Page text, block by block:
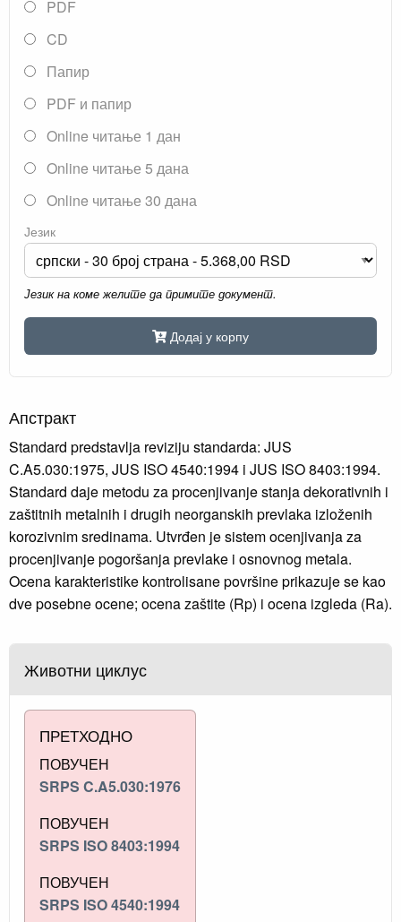
PDF
CD
Папир
PDF и папир
Online читање 1 дан
Online читање 5 дана
Online читање 30 дана
Језик
Језик на коме желите да примите документ.
Додај у корпу
Апстракт
Standard predstavlja reviziju standarda: JUS
C.A5.030:1975, JUS ISO 4540:1994 i JUS ISO 8403:1994.
Standard daje metodu za procenjivanje stanja dekorativnih i
zaštitnih metalnih i drugih neorganskih prevlaka izloženih
korozivnim sredinama. Utvrđen je sistem ocenjivanja za
procenjivanje pogoršanja prevlake i osnovnog metala.
Ocena karakteristike kontrolisane površine prikazuje se kao
dve posebne ocene; ocena zaštite (Rp) i ocena izgleda (Ra).
Животни циклус
ПРЕТХОДНО
ПОВУЧЕН
SRPS C.A5.030:1976
ПОВУЧЕН
SRPS ISO 8403:1994
ПОВУЧЕН
SRPS ISO 4540:1994